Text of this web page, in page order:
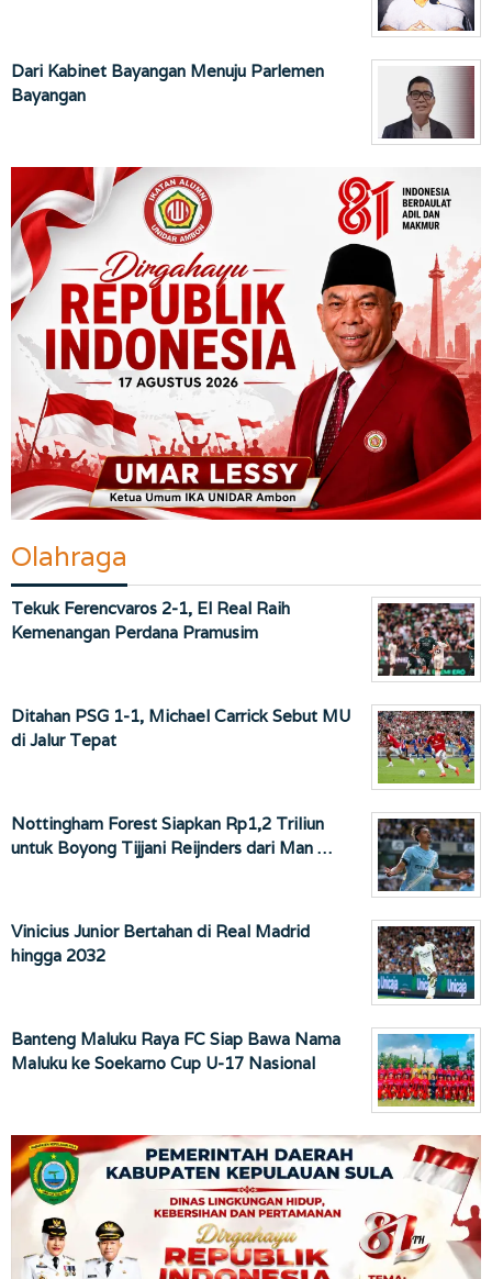
Dari Kabinet Bayangan Menuju Parlemen
Bayangan
Olahraga
Tekuk Ferencvaros 2-1, El Real Raih
Kemenangan Perdana Pramusim
Ditahan PSG 1-1, Michael Carrick Sebut MU
di Jalur Tepat
Nottingham Forest Siapkan Rp1,2 Triliun
untuk Boyong Tijjani Reijnders dari Man …
Vinicius Junior Bertahan di Real Madrid
hingga 2032
Banteng Maluku Raya FC Siap Bawa Nama
Maluku ke Soekarno Cup U-17 Nasional